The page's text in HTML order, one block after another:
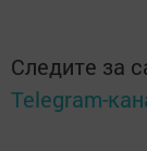
Следите за
Telegram-